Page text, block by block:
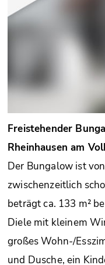
Freistehender
Rheinhausen am
Der Bungalow ist
zwischenzeitlich
beträgt ca. 133 m²
Diele mit kleinem
großes Wohn-/
und Dusche, ein